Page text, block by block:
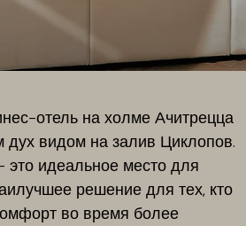
отель на холме Ачитрецца
видом на залив Циклопов.
это идеальное место для
решение для тех, кто
во время более